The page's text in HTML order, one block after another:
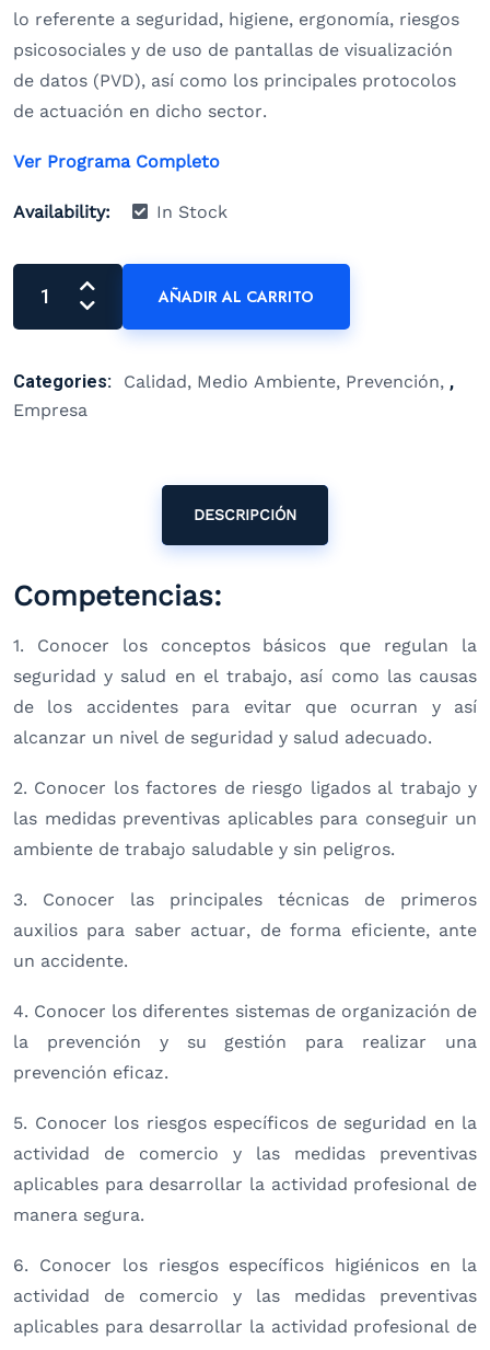
lo referente a seguridad, higiene, ergonomía, riesgos
psicosociales y de uso de pantallas de visualización
de datos (PVD), así como los principales protocolos
de actuación en dicho sector.
Ver Programa Completo
Availability: In Stock
AÑADIR AL CARRITO
Categories: Calidad, Medio Ambiente, Prevención ,
Empresa
DESCRIPCIÓN
Competencias:
1. Conocer los conceptos básicos que regulan la
seguridad y salud en el trabajo, así como las causas
de los accidentes para evitar que ocurran y así
alcanzar un nivel de seguridad y salud adecuado.
2. Conocer los factores de riesgo ligados al trabajo y
las medidas preventivas aplicables para conseguir un
ambiente de trabajo saludable y sin peligros.
3. Conocer las principales técnicas de primeros
auxilios para saber actuar, de forma eficiente, ante
un accidente.
4. Conocer los diferentes sistemas de organización de
la prevención y su gestión para realizar una
prevención eficaz.
5. Conocer los riesgos específicos de seguridad en la
actividad de comercio y las medidas preventivas
aplicables para desarrollar la actividad profesional de
manera segura.
6. Conocer los riesgos específicos higiénicos en la
actividad de comercio y las medidas preventivas
aplicables para desarrollar la actividad profesional de